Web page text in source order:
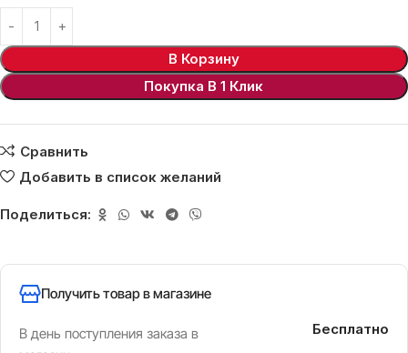
В Корзину
Покупка В 1 Клик
Сравнить
Добавить в список желаний
Поделиться:
Получить товар в магазине
В день поступления заказа в
Бесплатно